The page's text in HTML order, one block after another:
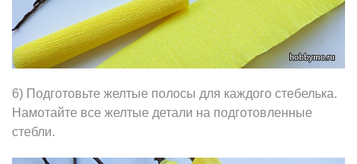
6) Подготовьте желтые полосы для каждого стебелька.
Намотайте все желтые детали на подготовленные
стебли.